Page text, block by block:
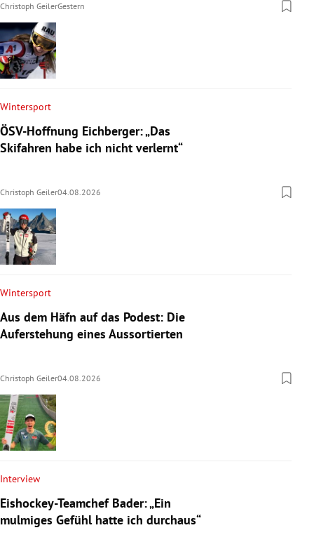
Christoph GeilerGestern
Wintersport
ÖSV-Hoffnung Eichberger: „Das
Skifahren habe ich nicht verlernt“
Christoph Geiler04.08.2026
Wintersport
Aus dem Häfn auf das Podest: Die
Auferstehung eines Aussortierten
Christoph Geiler04.08.2026
Interview
Eishockey-Teamchef Bader: „Ein
mulmiges Gefühl hatte ich durchaus“